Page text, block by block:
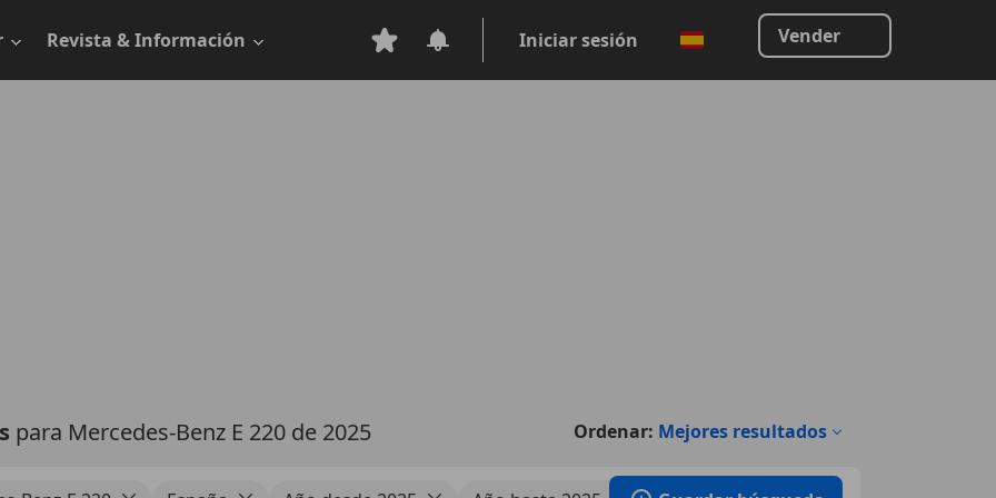
Revista & Información Iniciar sesión Vender
para Mercedes-Benz E 220 de 2025 Ordenar: Mejores resultados